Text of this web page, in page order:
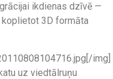
ikdienas dzīvē —
3D formāta
img]
uz viedtālruņu